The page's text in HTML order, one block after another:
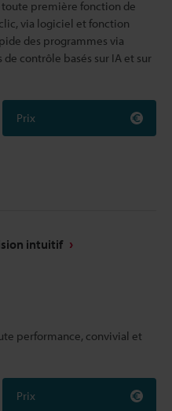
toute première fonction de
via logiciel et fonction
des programmes via
contrôle basés sur IA et sur
Prix
intuitif
performance, convivial et
Prix